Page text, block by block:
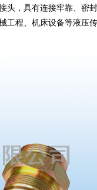
，具有连接牢靠、密
程、机床设备等液压传